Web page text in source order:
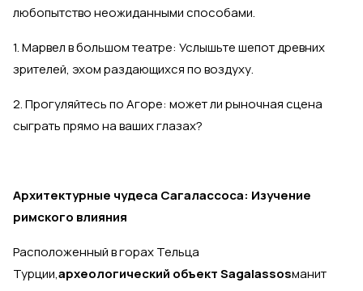
любопытство неожиданными способами.
1. Марвел в большом театре: Услышьте шепот древних
зрителей, эхом раздающихся по воздуху.
2. Прогуляйтесь по Агоре: может ли рыночная сцена
сыграть прямо на ваших глазах?
Архитектурные чудеса Сагалассоса: Изучение
римского влияния
Расположенный в горах Тельца
Турции,археологический объект Sagalassosманит